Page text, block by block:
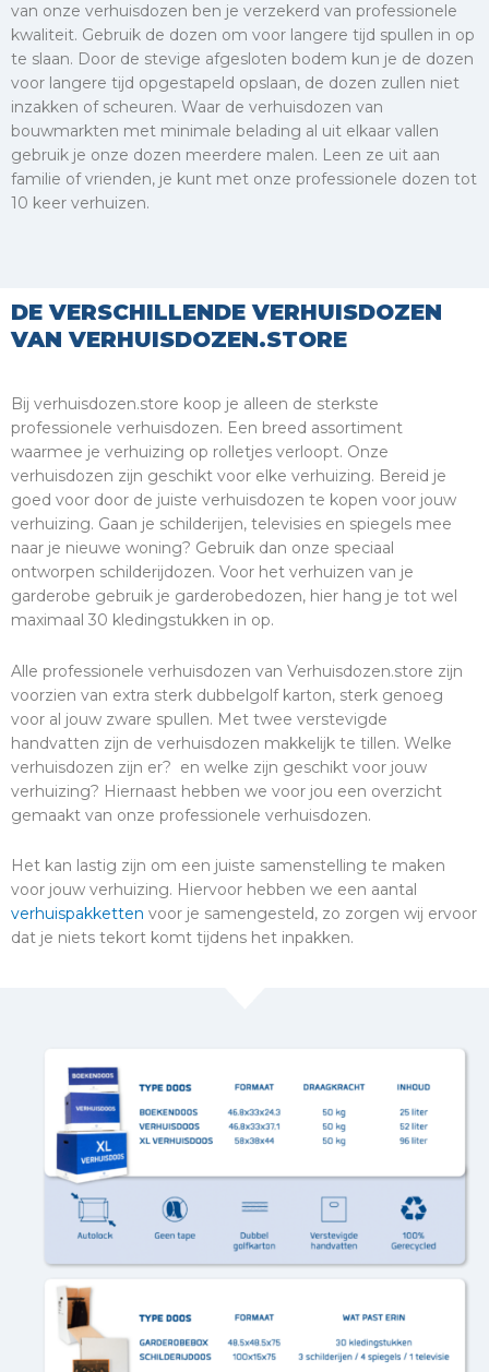
van onze verhuisdozen ben je verzekerd van professionele
kwaliteit. Gebruik de dozen om voor langere tijd spullen in op
te slaan. Door de stevige afgesloten bodem kun je de dozen
voor langere tijd opgestapeld opslaan, de dozen zullen niet
inzakken of scheuren. Waar de verhuisdozen van
bouwmarkten met minimale belading al uit elkaar vallen
gebruik je onze dozen meerdere malen. Leen ze uit aan
familie of vrienden, je kunt met onze professionele dozen tot
10 keer verhuizen.
DE VERSCHILLENDE VERHUISDOZEN
VAN VERHUISDOZEN.STORE
Bij verhuisdozen.store koop je alleen de sterkste
professionele verhuisdozen. Een breed assortiment
waarmee je verhuizing op rolletjes verloopt. Onze
verhuisdozen zijn geschikt voor elke verhuizing. Bereid je
goed voor door de juiste verhuisdozen te kopen voor jouw
verhuizing. Gaan je schilderijen, televisies en spiegels mee
naar je nieuwe woning? Gebruik dan onze speciaal
ontworpen schilderijdozen. Voor het verhuizen van je
garderobe gebruik je garderobedozen, hier hang je tot wel
maximaal 30 kledingstukken in op.
Alle professionele verhuisdozen van Verhuisdozen.store zijn
voorzien van extra sterk dubbelgolf karton, sterk genoeg
voor al jouw zware spullen. Met twee verstevigde
handvatten zijn de verhuisdozen makkelijk te tillen. Welke
verhuisdozen zijn er? en welke zijn geschikt voor jouw
verhuizing? Hiernaast hebben we voor jou een overzicht
gemaakt van onze professionele verhuisdozen.
Het kan lastig zijn om een juiste samenstelling te maken
voor jouw verhuizing. Hiervoor hebben we een aantal
verhuispakketten voor je samengesteld, zo zorgen wij ervoor
dat je niets tekort komt tijdens het inpakken.